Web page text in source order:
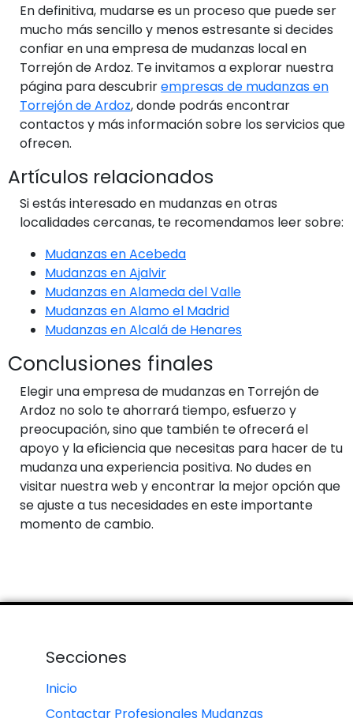
En definitiva, mudarse es un proceso que puede ser
mucho más sencillo y menos estresante si decides
confiar en una empresa de mudanzas local en
Torrejón de Ardoz. Te invitamos a explorar nuestra
página para descubrirempresas de mudanzas en
Torrejón de Ardoz, donde podrás encontrar
contactos y más información sobre los servicios que
ofrecen.
Artículos relacionados
Si estás interesado en mudanzas en otras
localidades cercanas, te recomendamos leer sobre:
Mudanzas en Acebeda
Mudanzas en Ajalvir
Mudanzas en Alameda del Valle
Mudanzas en Alamo el Madrid
Mudanzas en Alcalá de Henares
Conclusiones finales
Elegir una empresa de mudanzas en Torrejón de
Ardoz no solo te ahorrará tiempo, esfuerzo y
preocupación, sino que también te ofrecerá el
apoyo y la eficiencia que necesitas para hacer de tu
mudanza una experiencia positiva. No dudes en
visitar nuestra web y encontrar la mejor opción que
se ajuste a tus necesidades en este importante
momento de cambio.
Secciones
Inicio
Contactar Profesionales Mudanzas